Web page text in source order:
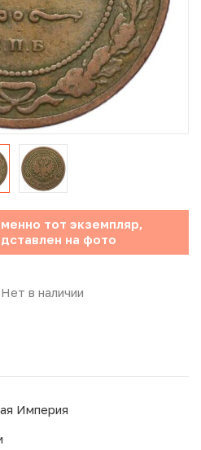
(с 1999 года)
монеты СССР и России
(Unusual)
монеты
тот экземпляр,
на фото
Нет в наличии
Империя